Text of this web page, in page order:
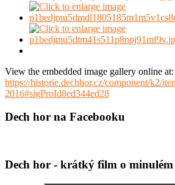
View the embedded image gallery online at:
https://historie.dechhor.cz/component/k2/
2016#sigProId8ed344ed28
Dech hor na Facebooku
Dech hor - krátký film o